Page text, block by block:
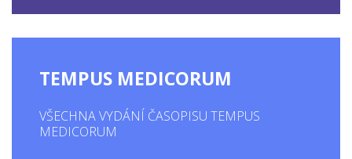
TEMPUS MEDICORUM
VŠECHNA VYDÁNÍ ČASOPISU TEMPUS
MEDICORUM